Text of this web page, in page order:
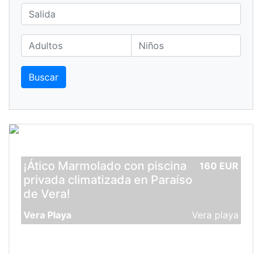
Buscar
¡Ático Marmolado con piscina
privada climatizada en Paraíso
de Vera!
160 EUR
Vera Playa Vera playa